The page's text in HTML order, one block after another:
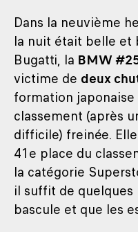
Dans la neuvième
la nuit était belle et
Bugatti, la BMW
victime de deux
formation
classement (après
difficile) freinée.
41e place du
la catégorie
il suffit de
bascule et que les